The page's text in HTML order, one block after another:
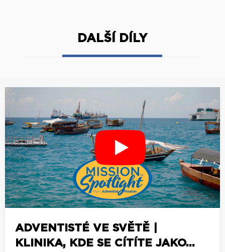
DALŠÍ DÍLY
ADVENTISTÉ VE SVĚTĚ |
KLINIKA, KDE SE CÍTÍTE JAKO...